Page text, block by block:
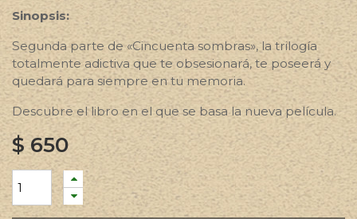
Sinopsis:
Segunda parte de «Cincuenta sombras», la trilogía
totalmente adictiva que te obsesionará, te poseerá y
quedará para siempre en tu memoria.
Descubre el libro en el que se basa la nueva película.
$650